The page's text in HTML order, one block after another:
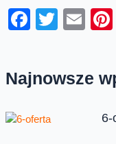
Najnowsze
6-